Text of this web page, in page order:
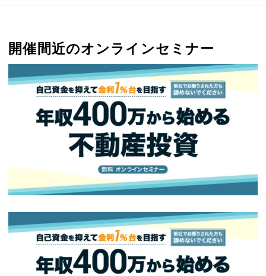
開催間近のオンラインセミナー